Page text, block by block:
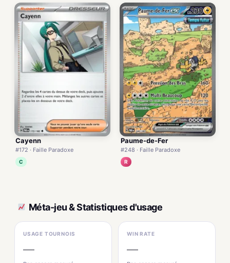
Cayenn
#172 · Faille Paradoxe
C
Paume-de-Fer
#248 · Faille Paradoxe
R
Méta-jeu & Statistiques d'usage
USAGE TOURNOIS
—
WIN RATE
—